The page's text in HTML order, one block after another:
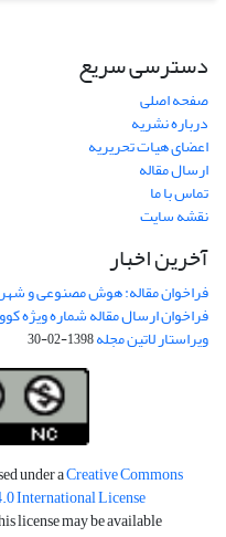
دسترسی سریع
صفحه اصلی
درباره نشریه
اعضای هیات تحریریه
ارسال مقاله
تماس با ما
نقشه سایت
آخرین اخبار
فراخوان مقاله: هوش مصنوعی و شهر
فراخوان ارسال مقاله شماره ویژه
ویراستار لاتین مجله1398-02-30
under aCreative Commons
International License
license may be available